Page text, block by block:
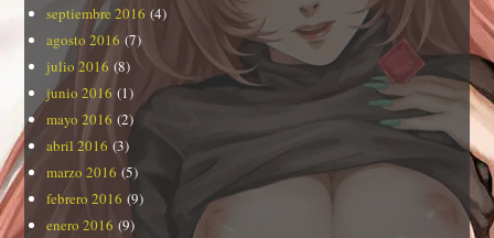
septiembre 2016 (4)
agosto 2016 (7)
julio 2016 (8)
junio 2016 (1)
mayo 2016 (2)
abril 2016 (3)
marzo 2016 (5)
febrero 2016 (9)
enero 2016 (9)